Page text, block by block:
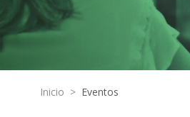
Inicio > Eventos